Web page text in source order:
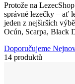
Protože na
správné lezečky – ať
jeden z nejširších
Ocún, Scarpa, Black
Doporučujeme
14 produktů